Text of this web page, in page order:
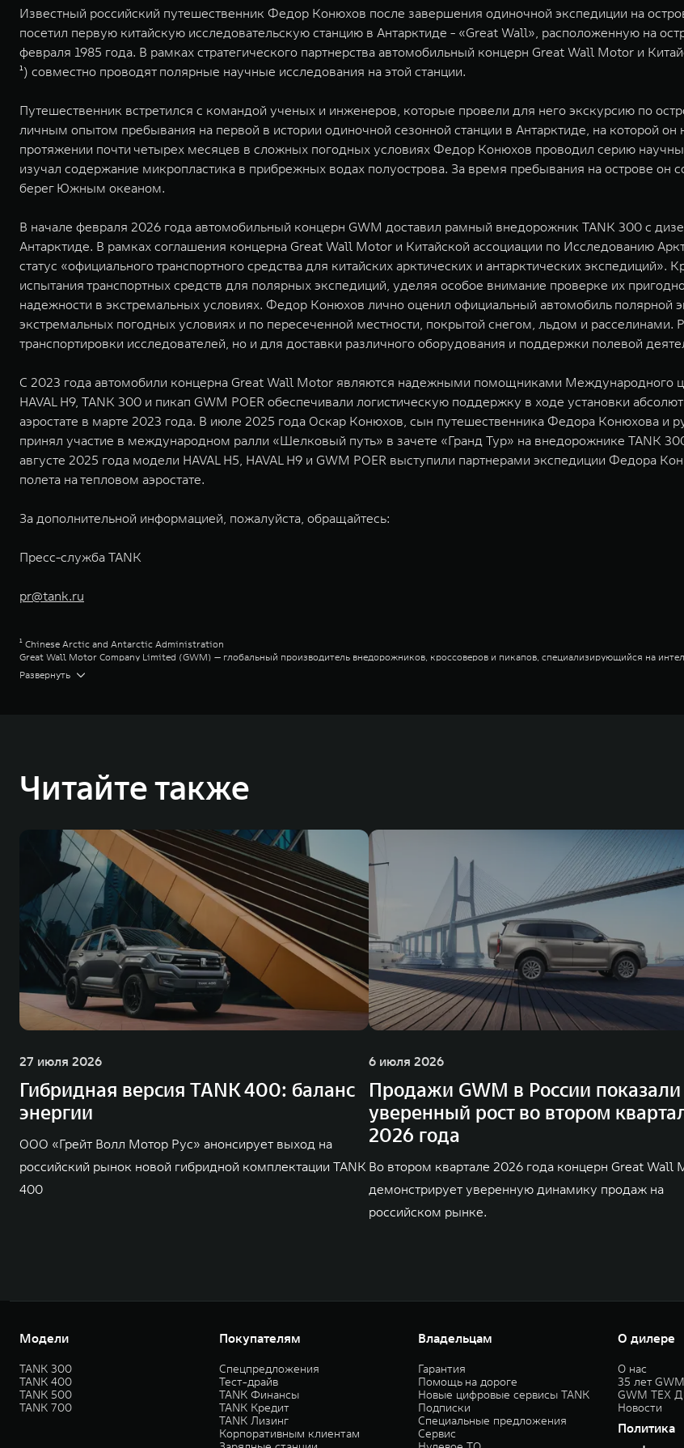
Известный российский путешественник Федор Конюхов после завершения одиночной экспедиции на
посетил первую китайскую исследовательскую станцию в Антарктиде - «Great Wall», расположенную на
февраля 1985 года. В рамках стратегического партнерства автомобильный концерн Great Wall Motor и
¹) совместно проводят полярные научные исследования на этой станции.
Путешественник встретился с командой ученых и инженеров, которые провели для него экскурсию по
личным опытом пребывания на первой в истории одиночной сезонной станции в Антарктиде, на которой
протяжении почти четырех месяцев в сложных погодных условиях Федор Конюхов проводил серию
изучал содержание микропластика в прибрежных водах полуострова. За время пребывания на острове он
берег Южным океаном.
В начале февраля 2026 года автомобильный концерн GWM доставил рамный внедорожник TANK 300 с
Антарктиде. В рамках соглашения концерна Great Wall Motor и Китайской ассоциации по Исследованию
статус «официального транспортного средства для китайских арктических и антарктических
испытания транспортных средств для полярных экспедиций, уделяя особое внимание проверке их
надежности в экстремальных условиях. Федор Конюхов лично оценил официальный автомобиль полярной
экстремальных погодных условиях и по пересеченной местности, покрытой снегом, льдом и
транспортировки исследователей, но и для доставки различного оборудования и поддержки полевой
С 2023 года автомобили концерна Great Wall Motor являются надежными помощниками Международного
HAVAL H9, TANK 300 и пикап GWM POER обеспечивали логистическую поддержку в ходе установки
аэростате в марте 2023 года. В июле 2025 года Оскар Конюхов, сын путешественника Федора Конюхова и
принял участие в международном ралли «Шелковый путь» в зачете «Гранд Тур» на внедорожнике TANK
августе 2025 года модели HAVAL H5, HAVAL H9 и GWM POER выступили партнерами экспедиции Федора
полета на тепловом аэростате.
За дополнительной информацией, пожалуйста, обращайтесь:
Пресс-служба TANK
pr@tank.ru
¹ Chinese Arctic and Antarctic Administration
Great Wall Motor Company Limited (GWM) — глобальный производитель внедорожников, кроссоверов и пикапов, специализирующийся на
зарегистрирована на Гонконгской и Шанхайской фондовых биржах в 2003 и 2011 годах соответственно. Сфера деятельности концерна GWM
обслуживание автомобилей и запчастей. Значительная доля инвестиций GWM сосредоточена на конструкторских разработках автомобилей
глобальную систему «14+5», которая включает 10 внутренних производственных комплексов и 4 зарубежных – в России, Таиланде, Бразилии
Развернуть
Читайте также
27 июля 2026
Гибридная версия TANK 400: баланс
энергии
ООО «Грейт Волл Мотор Рус» анонсирует выход на
российский рынок новой гибридной комплектации TANK
400
6 июля 2026
Продажи GWM в России показали
уверенный рост во втором
2026 года
Во втором квартале 2026 года концерн Great Wall
демонстрирует уверенную динамику продаж на
российском рынке.
Модели
TANK 300
TANK 400
TANK 500
TANK 700
Покупателям
Спецпредложения
Тест-драйв
TANK Финансы
TANK Кредит
TANK Лизинг
Корпоративным клиентам
Владельцам
Гарантия
Помощь на дороге
Новые цифровые сервисы TANK
Подписки
Специальные предложения
Сервис
О дилере
О нас
35 лет GWM
GWM ТЕХ
Новости
Политика